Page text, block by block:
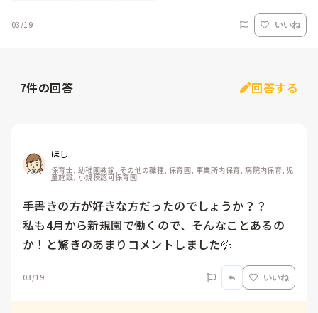
03/19 いいね
7件の回答 回答する
ほし
保育士, 幼稚園教諭, その他の職種, 保育園, 事業所内保育, 病院内保育, 児
童施設, 小規模認可保育園
手書きの方が好きな方だったのでしょうか？？
私も4月から新規園で働くので、そんなことあるの
か！と驚きのあまりコメントしました💦
03/19 いいね